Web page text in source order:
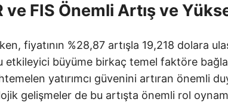
ve FIS Önemli Artış ve
fiyatının %28,87 artışla 19,218 dolara
etkileyici büyüme birkaç temel faktöre
yatırımcı güvenini artıran önemli
gelişmeler de bu artışta önemli rol